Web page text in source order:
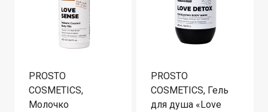
PROSTO
COSMETICS,
Молочко
PROSTO
COSMETICS, Гель
для душа «Love